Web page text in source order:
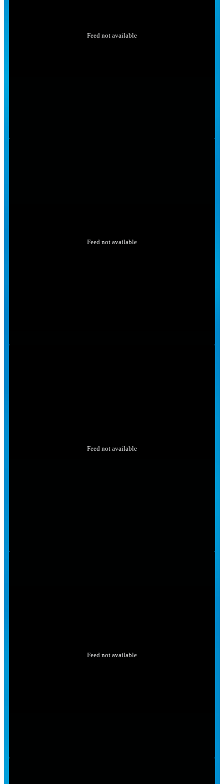
Feed not available
Feed not available
Feed not available
Feed not available